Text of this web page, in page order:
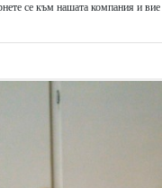
се към нашата компания и